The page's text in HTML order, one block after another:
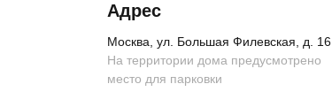
Москва, ул. Большая Филевская, д. 16
Адрес
На территории дома предусмотрено
место для парковки